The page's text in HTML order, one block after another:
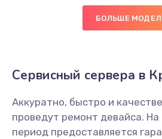
БОЛЬШЕ
Сервисный сервера в
Аккуратно, быстро и
проведут ремонт девайса.
период предоставляется